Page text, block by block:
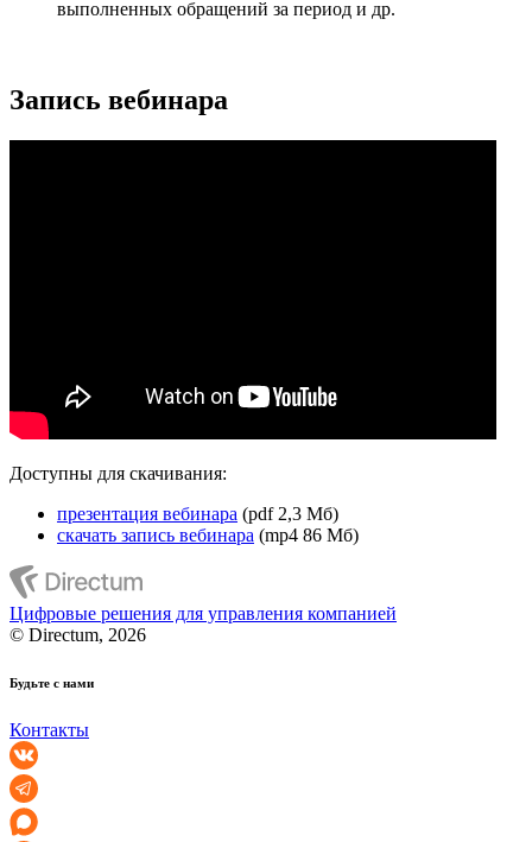
выполненных обращений за период и др.
Запись вебинара
Доступны для скачивания:
презентация вебинара (pdf 2,3 Мб)
скачать запись вебинара (mp4 86 Мб)
Цифровые решения для управления компанией
© Directum, 2026
Будьте с нами
Контакты